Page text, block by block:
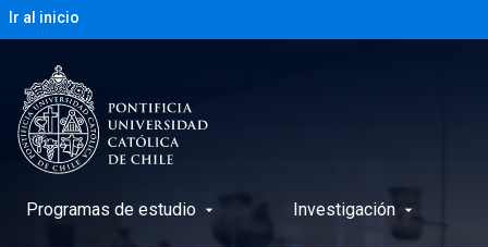
Ir al inicio
Programas de estudio arrow_drop_down Investigación arrow_drop_down